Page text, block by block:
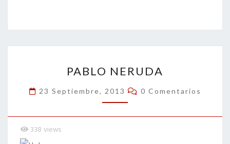
o
o
er dI
n
l
p
ar
tir
NERUDA
PABLO NERUDA
23 Septiembre, 2013 Comentarios
0 Comentarios
338 views